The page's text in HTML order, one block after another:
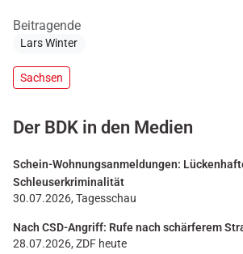
Beitragende
Lars Winter
Sachsen
Der BDK in den Medien
Schein-Wohnungsanmeldungen:
Schleuserkriminalität
30.07.2026, Tagesschau
Nach CSD-Angriff: Rufe nach schärferem
28.07.2026, ZDF heute